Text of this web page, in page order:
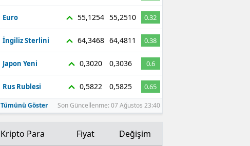
Euro 55,1254 55,2510 0.32
İngiliz Sterlini 64,3468 64,4811 0.38
Japon Yeni 0,3020 0,3036 0.6
Rus Rublesi 0,5822 0,5825 0.65
Tümünü Göster Son Güncellenme: 07 Ağustos 23:40
Kripto Para Fiyat Değişim